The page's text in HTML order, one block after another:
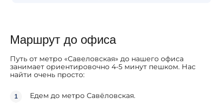
Маршрут до офиса
Путь от метро «Савеловская» до нашего офиса
занимает ориентировочно 4-5 минут пешком. Нас
найти очень просто:
Едем до метро Савёловская.